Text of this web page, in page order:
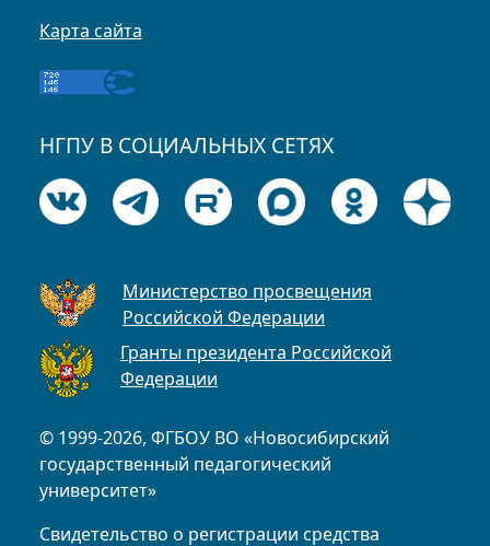
© 1999-2026, ФГБОУ ВО «Новосибирский
государственный педагогический
университет»
Свидетельство о регистрации средства
Карта сайта
НГПУ В СОЦИАЛЬНЫХ СЕТЯХ
Министерство просвещения
Российской Федерации
Гранты президента Российской
Федерации